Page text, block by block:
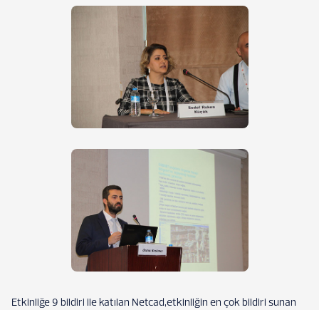
Etkinliğe 9 bildiri ile katılan Netcad,etkinliğin en çok bildiri sunan